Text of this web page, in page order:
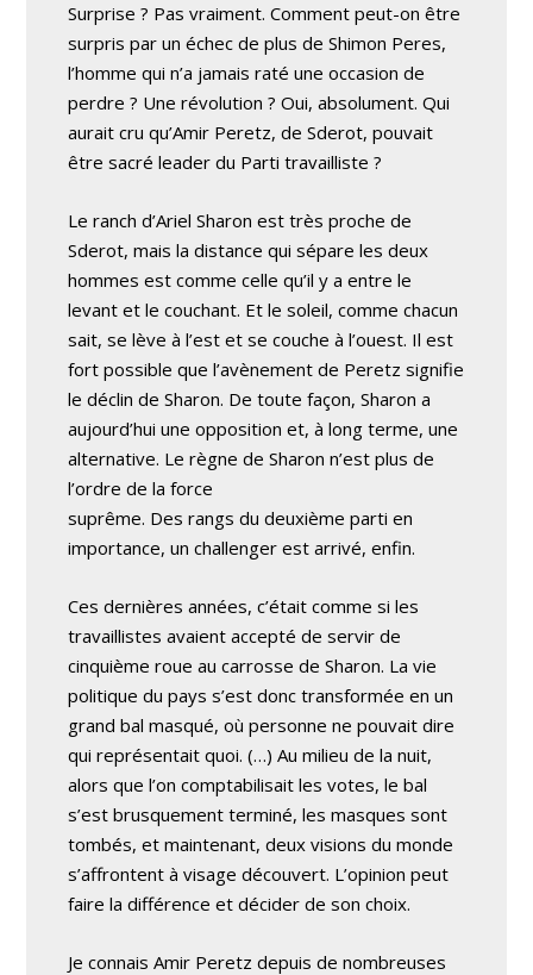
Surprise ? Pas vraiment. Comment peut-on être
surpris par un échec de plus de Shimon Peres,
l’homme qui n’a jamais raté une occasion de
perdre ? Une révolution ? Oui, absolument. Qui
aurait cru qu’Amir Peretz, de Sderot, pouvait
être sacré leader du Parti travailliste ?
Le ranch d’Ariel Sharon est très proche de
Sderot, mais la distance qui sépare les deux
hommes est comme celle qu’il y a entre le
levant et le couchant. Et le soleil, comme chacun
sait, se lève à l’est et se couche à l’ouest. Il est
fort possible que l’avènement de Peretz signifie
le déclin de Sharon. De toute façon, Sharon a
aujourd’hui une opposition et, à long terme, une
alternative. Le règne de Sharon n’est plus de
l’ordre de la force
suprême. Des rangs du deuxième parti en
importance, un challenger est arrivé, enfin.
Ces dernières années, c’était comme si les
travaillistes avaient accepté de servir de
cinquième roue au carrosse de Sharon. La vie
politique du pays s’est donc transformée en un
grand bal masqué, où personne ne pouvait dire
qui représentait quoi. (…) Au milieu de la nuit,
alors que l’on comptabilisait les votes, le bal
s’est brusquement terminé, les masques sont
tombés, et maintenant, deux visions du monde
s’affrontent à visage découvert. L’opinion peut
faire la différence et décider de son choix.
Je connais Amir Peretz depuis de nombreuses